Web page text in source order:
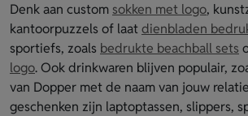
Denk aan custom sokken met logo,
kantoorpuzzels of laatdienbladen
sportiefs, zoals bedrukte beachball sets
logo. Ook drinkwaren blijven populair,
van Dopper met de naam van jouw
geschenken zijn laptoptassen, slippers,